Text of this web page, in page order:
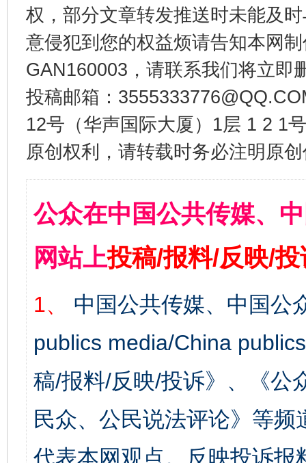
权，部分文章转发推送时未能及
意侵犯到您的权益烦请告知本网
GAN160003，请联系我们将立即
投稿邮箱：
12号（华声国际大厦）1层 1 2 1
原创权利，请转载时务必注明原
公众在中国公共传媒、
网站上投稿/报料/反映/
1、
中国公共传媒、中国公
publics media/China
稿/报料/反映/投诉》、《公
民众、公民说法评论》等
代表本网观点。反映投诉